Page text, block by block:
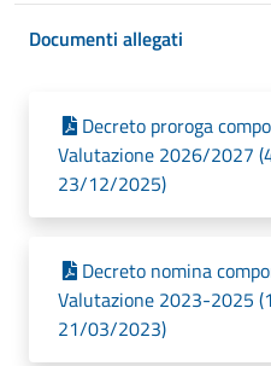
Documenti allegati
Decreto proroga
Valutazione 2026/2027
23/12/2025)
Decreto nomina
Valutazione 2023-2025
21/03/2023)